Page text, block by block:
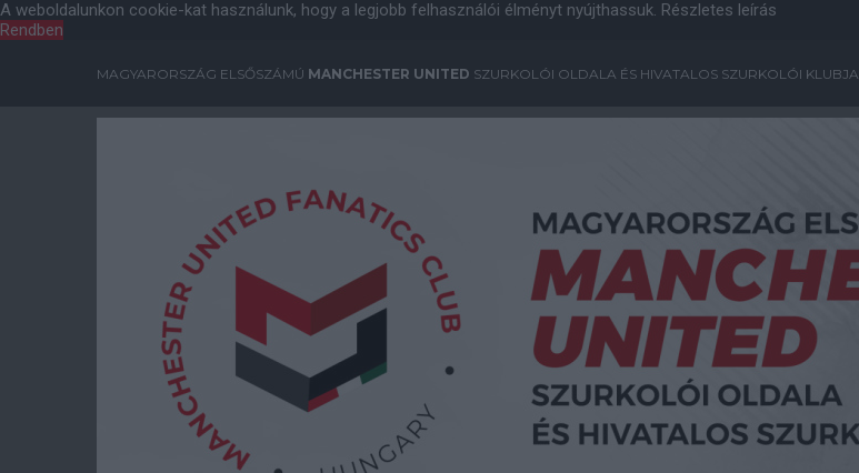
A weboldalunkon cookie-kat használunk, hogy a legjobb felhasználói élményt nyújthassuk. Részletes leírás
Rendben
MAGYARORSZÁG ELSŐSZÁMÚ MANCHESTER UNITED SZURKOLÓI OLDALA ÉS HIVATALOS SZURKOLÓI KLUBJA